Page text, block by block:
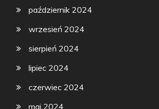
październik 2024
wrzesień 2024
sierpień 2024
lipiec 2024
czerwiec 2024
maj 2024